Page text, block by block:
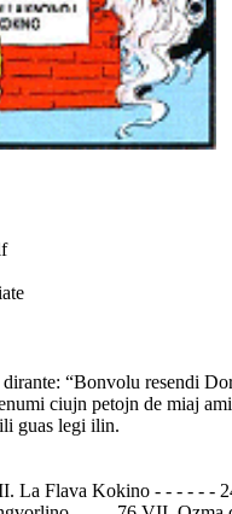
“Bonvolu resendi
ciujn petojn de miaj
guas legi ilin.
La Flava Kokino - - - - - -